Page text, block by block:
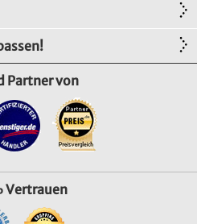
Partner von
Vertrauen